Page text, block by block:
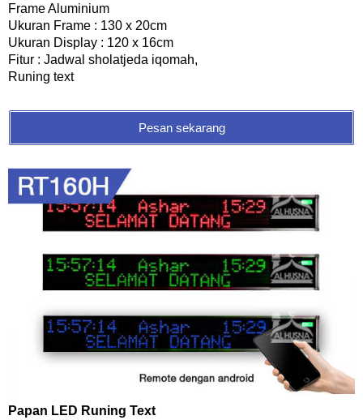
Frame Aluminium
Ukuran Frame : 130 x 20cm
Ukuran Display : 120 x 16cm
Fitur : Jadwal sholatjeda iqomah,
Runing text
Pesan sekarang
Papan LED Runing Text